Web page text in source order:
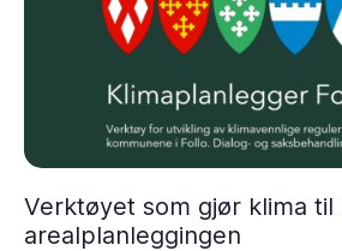
Verktøyet som gjør klima til
arealplanleggingen